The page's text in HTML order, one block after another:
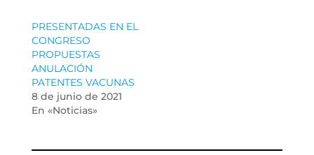
PRESENTADAS EN EL
CONGRESO
PROPUESTAS
ANULACIÓN
PATENTES VACUNAS
8 de junio de 2021
En «Noticias»